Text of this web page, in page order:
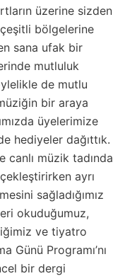
üzerine sizden
bölgelerine
sana ufak bir
mutluluk
de mutlu
bir araya
üyelerimize
hediyeler dağıttık.
canlı müzik tadında
ayrı
sağladığımız
okuduğumuz,
ve tiyatro
Günü Programı’nı
bir dergi